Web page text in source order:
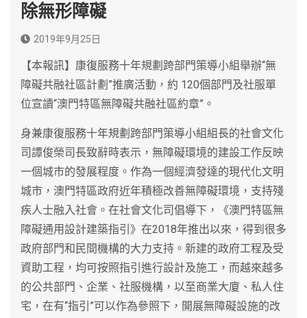
除無形障礙
2019年9月25日
【本報訊】康復服務十年規劃跨部門策導小組舉辦“無
障礙共融社區計劃”推廣活動，約 120個部門及社服單
位宣讀“澳門特區無障礙共融社區約章”。
身兼康復服務十年規劃跨部門策導小組組長的社會文化
司譚俊榮司長致辭時表示，無障礙環境的建設工作反映
一個城市的發展程度。作為一個經濟發達的現代化文明
城市，澳門特區政府近年積極改善無障礙環境，支持殘
疾人士融入社會。在社會文化司倡導下，《澳門特區無
障礙通用設計建築指引》在2018年推出以來，得到很多
政府部門和民間機構的大力支持。新建的政府工程及受
資助工程，均可按照指引進行設計及施工，而越來越多
的公共部門、企業、社服機構，以至商業大廈、私人住
宅，在有“指引”可以作為參照下，開展無障礙設施的改